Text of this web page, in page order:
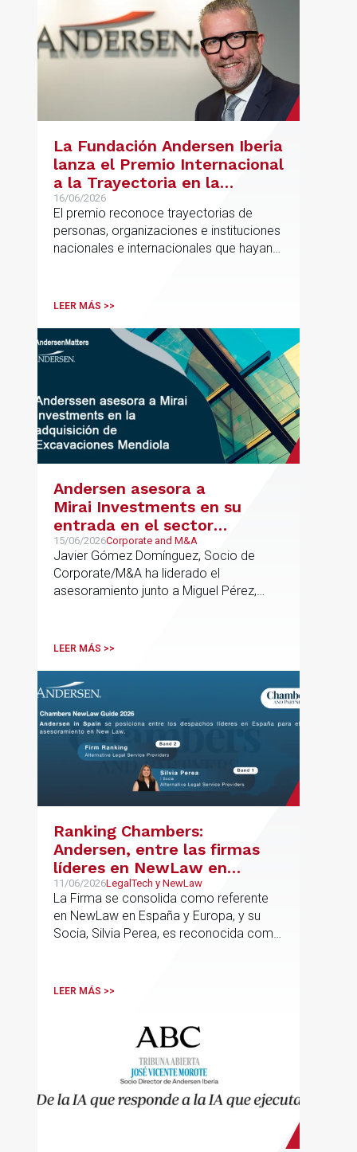
La Fundación Andersen Iberia
lanza el Premio Internacional
a la Trayectoria en la
Promoción de la Educación
16/06/2026
El premio reconoce trayectorias de
personas, organizaciones e instituciones
nacionales e internacionales que hayan
innovación o la equidad educativa
LEER MÁS >>
Andersen asesora a
Mirai Investments en su
entrada en el sector
medioambiental con la
adquisición de la
vasca Excavaciones
Mendiola
15/06/2026Corporate and M&A
Javier Gómez Domínguez, Socio de
Corporate/M&A ha liderado el
asesoramiento junto a Miguel Pérez,
LEER MÁS >>
Ranking Chambers:
Andersen, entre las firmas
líderes en NewLaw en
España y Europa
11/06/2026LegalTech y NewLaw
La Firma se consolida como referente
en NewLaw en España y Europa, y su
Socia, Silvia Perea, es reconocida como
LEER MÁS >>